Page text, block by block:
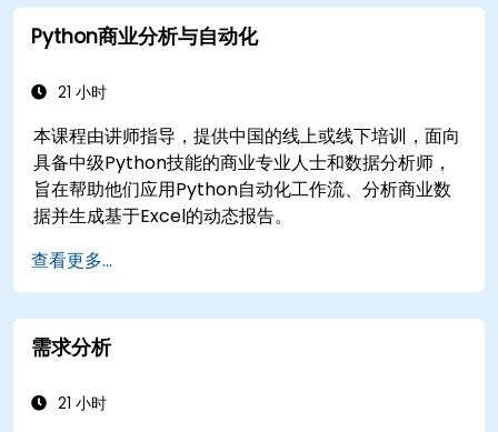
Python商业分析与自动化
21 小时
本课程由讲师指导，提供中国的线上或线下培训，面向
具备中级Python技能的商业专业人士和数据分析师，
旨在帮助他们应用Python自动化工作流、分析商业数
据并生成基于Excel的动态报告。
查看更多...
需求分析
21 小时